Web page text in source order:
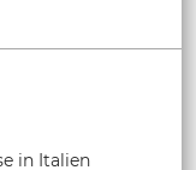
in Italien